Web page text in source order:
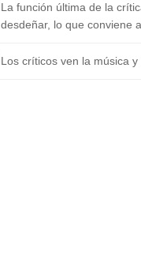
La función última de la
desdeñar, lo que conviene
Los críticos ven la música y